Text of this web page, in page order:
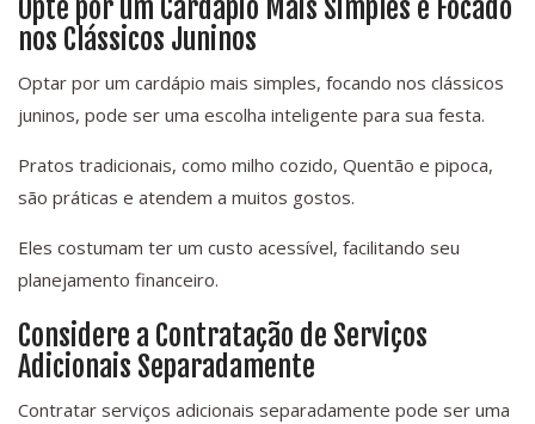
Opte por um Cardápio Mais Simples e Focado
nos Clássicos Juninos
Optar por um cardápio mais simples, focando nos clássicos
juninos, pode ser uma escolha inteligente para sua festa.
Pratos tradicionais, como milho cozido, Quentão e pipoca,
são práticas e atendem a muitos gostos.
Eles costumam ter um custo acessível, facilitando seu
planejamento financeiro.
Considere a Contratação de Serviços
Adicionais Separadamente
Contratar serviços adicionais separadamente pode ser uma